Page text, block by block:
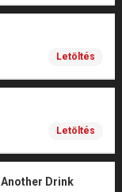
Letöltés
Letöltés
Drink